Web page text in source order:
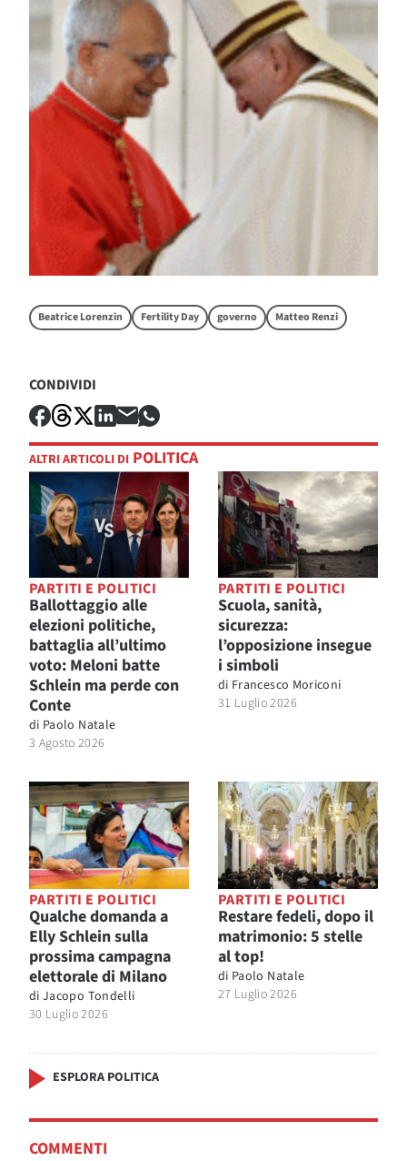
Beatrice Lorenzin Fertility Day governo Matteo Renzi
CONDIVIDI
ALTRI ARTICOLI DI POLITICA
PARTITI E POLITICI
Ballottaggio alle
elezioni politiche,
battaglia all’ultimo
voto: Meloni batte
Schlein ma perde con
Conte
di Paolo Natale
3 Agosto 2026
PARTITI E POLITICI
Scuola, sanità,
sicurezza:
l’opposizione insegue
i simboli
di Francesco Moriconi
31 Luglio 2026
PARTITI E POLITICI
Qualche domanda a
Elly Schlein sulla
prossima campagna
elettorale di Milano
di Jacopo Tondelli
30 Luglio 2026
PARTITI E POLITICI
Restare fedeli, dopo il
matrimonio: 5 stelle
al top!
di Paolo Natale
27 Luglio 2026
ESPLORA POLITICA
COMMENTI